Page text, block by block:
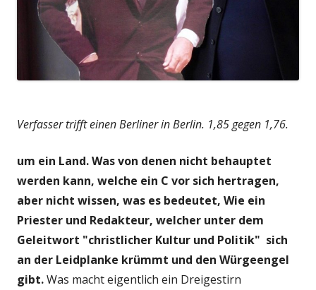
Verfasser trifft einen Berliner in Berlin. 1,85 gegen 1,76.
um ein Land. Was von denen nicht behauptet
werden kann, welche ein C vor sich hertragen,
aber nicht wissen, was es bedeutet, Wie ein
Priester und Redakteur, welcher unter dem
Geleitwort "christlicher Kultur und Politik" sich
an der Leidplanke krümmt und den Würgeengel
gibt.Was macht eigentlich ein Dreigestirn